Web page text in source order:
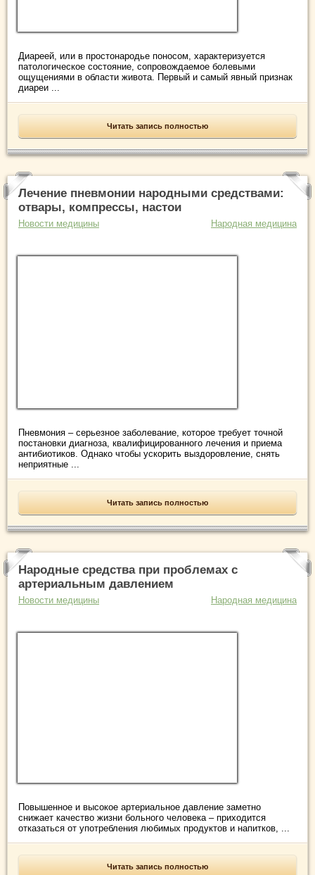
Диареей, или в простонародье поносом, характеризуется
патологическое состояние, сопровождаемое болевыми
ощущениями в области живота. Первый и самый явный признак
диареи ...
Читать запись полностью
Лечение пневмонии народными средствами:
отвары, компрессы, настои
Новости медицины Народная медицина
Пневмония – серьезное заболевание, которое требует точной
постановки диагноза, квалифицированного лечения и приема
антибиотиков. Однако чтобы ускорить выздоровление, снять
неприятные ...
Читать запись полностью
Народные средства при проблемах с
артериальным давлением
Новости медицины Народная медицина
Повышенное и высокое артериальное давление заметно
снижает качество жизни больного человека – приходится
отказаться от употребления любимых продуктов и напитков, ...
Читать запись полностью